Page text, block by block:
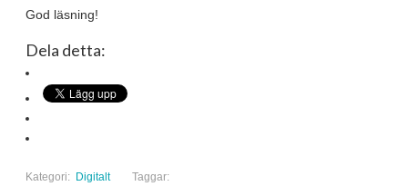
God läsning!
Dela detta:
Kategori: Digitalt
Taggar: